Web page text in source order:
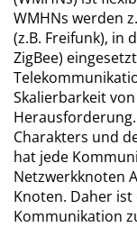
WMHNs werden
(z.B. Freifunk), in
ZigBee)
Skalierbarkeit
Charakters und
hat jede
Netzwerkknoten
Knoten. Daher
Kommunikation